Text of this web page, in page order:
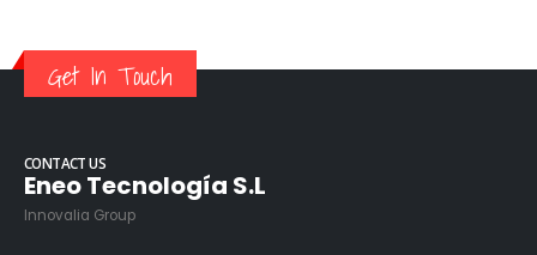
Get In Touch
CONTACT US
Eneo Tecnología S.L
Innovalia Group